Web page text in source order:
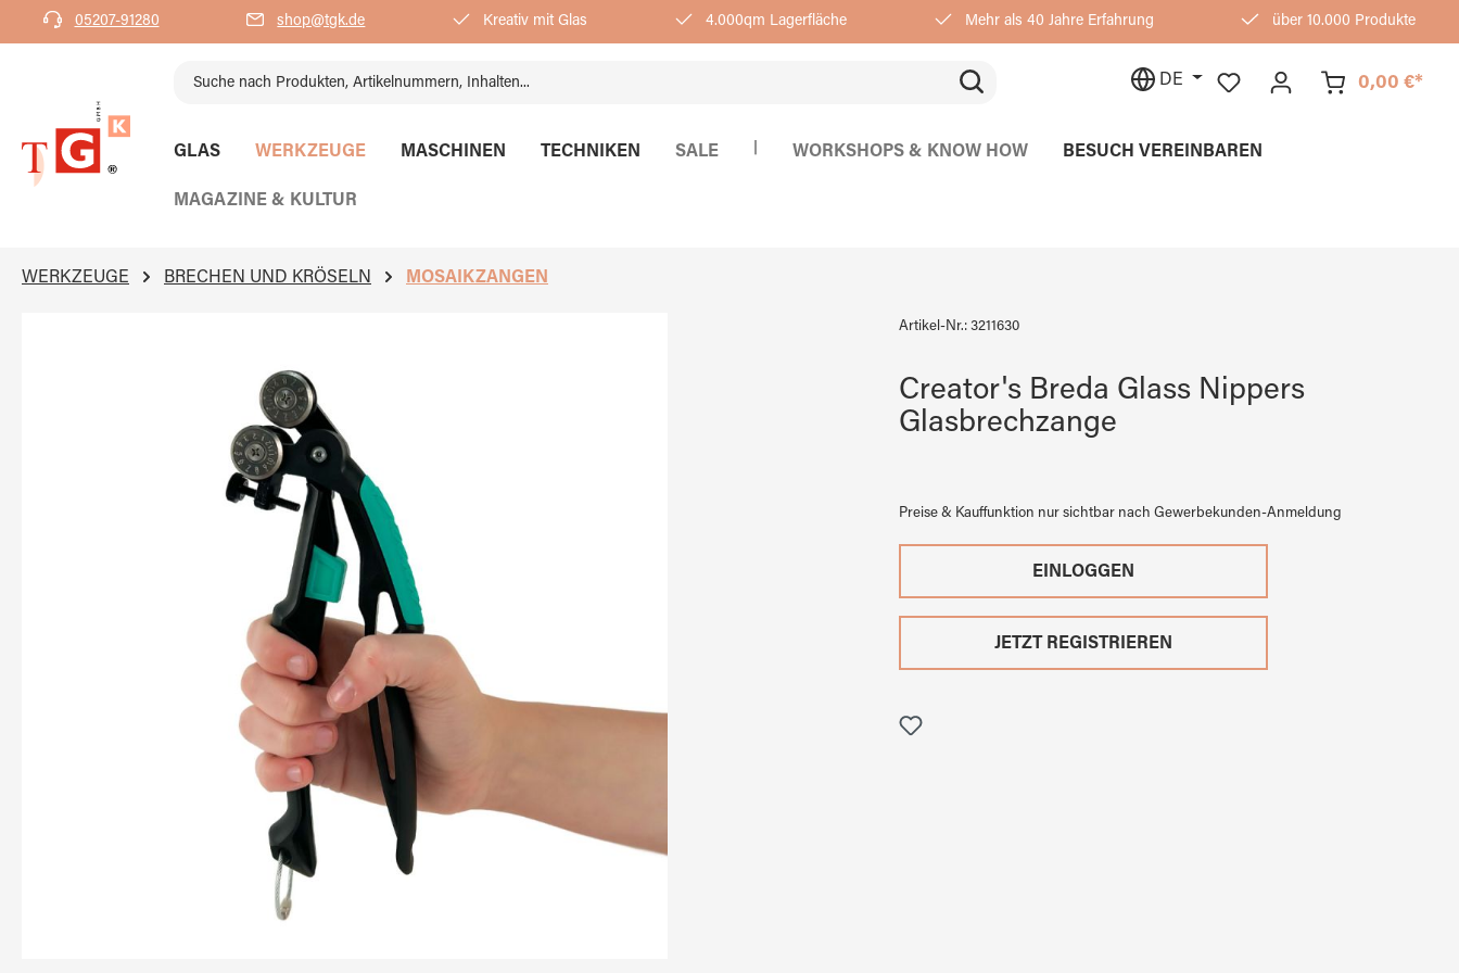
Zur Hauptnavigation springen
05207-91280 shop@tgk.de Kreativ mit Glas 4.000qm Lagerfläche Mehr als 40 Jahre Erfahrung über 10.000 Produkte
DE 0,00 €*
GLAS WERKZEUGE MASCHINEN TECHNIKEN SALE WORKSHOPS & KNOW HOW BESUCH VEREINBAREN
MAGAZINE & KULTUR
WERKZEUGE BRECHEN UND KRÖSELN MOSAIKZANGEN
Artikel-Nr.: 3211630
Creator's Breda Glass Nippers
Glasbrechzange
Preise & Kauffunktion nur sichtbar nach Gewerbekunden-Anmeldung
EINLOGGEN
JETZT REGISTRIEREN